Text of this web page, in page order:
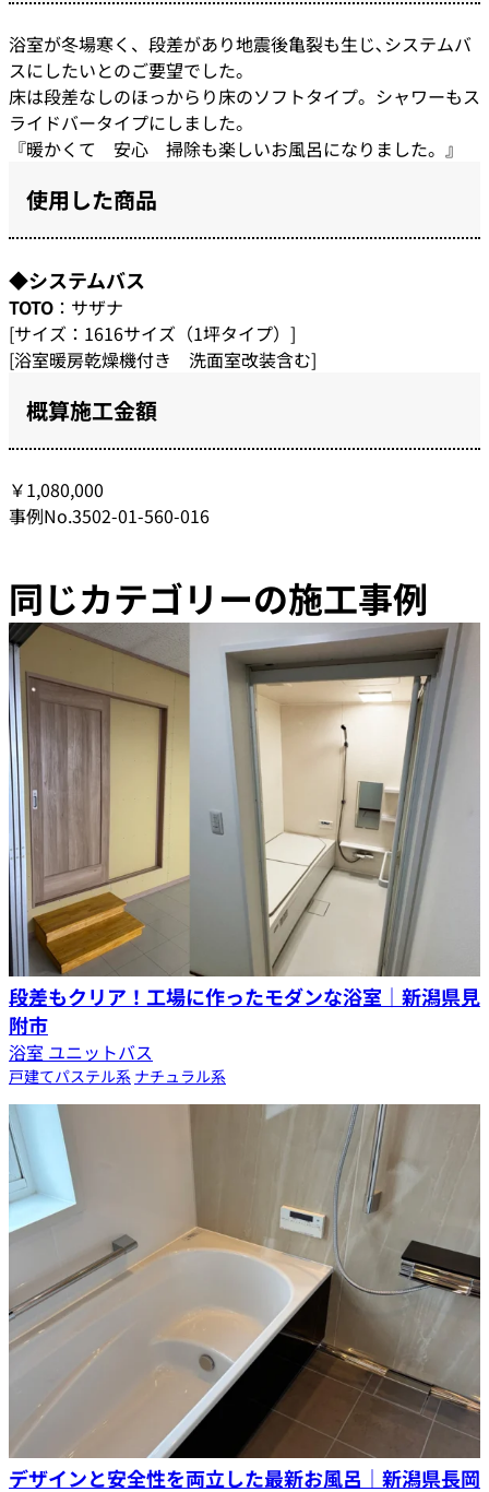
浴室が冬場寒く、段差があり地震後亀裂も生じ､システムバ
スにしたいとのご要望でした。
床は段差なしのほっからり床のソフトタイプ。シャワーもス
ライドバータイプにしました。
『暖かくて 安心 掃除も楽しいお風呂になりました。』
使用した商品
◆システムバス
TOTO ：サザナ
[サイズ：1616サイズ（1坪タイプ）]
[浴室暖房乾燥機付き 洗面室改装含む]
概算施工金額
￥1,080,000
事例No.3502-01-560-016
同じカテゴリーの施工事例
段差もクリア！工場に作ったモダンな浴室｜新潟県見
附市
浴室 ユニットバス
戸建てパステル系 ナチュラル系
デザインと安全性を両立した最新お風呂｜新潟県長岡